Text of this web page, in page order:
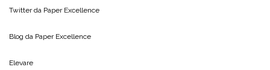
Twitter da Paper Excellence
Blog da Paper Excellence
Elevare